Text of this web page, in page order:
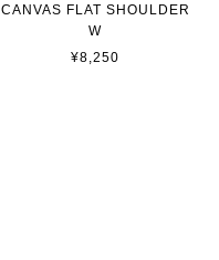
CANVAS FLAT SHOULDER
W
¥8,250